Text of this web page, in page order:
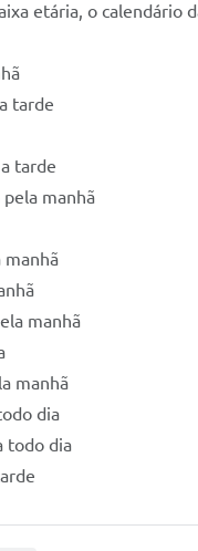
etária, o calendário
tarde
tarde
manhã
manhã
manhã
manhã
dia
todo dia